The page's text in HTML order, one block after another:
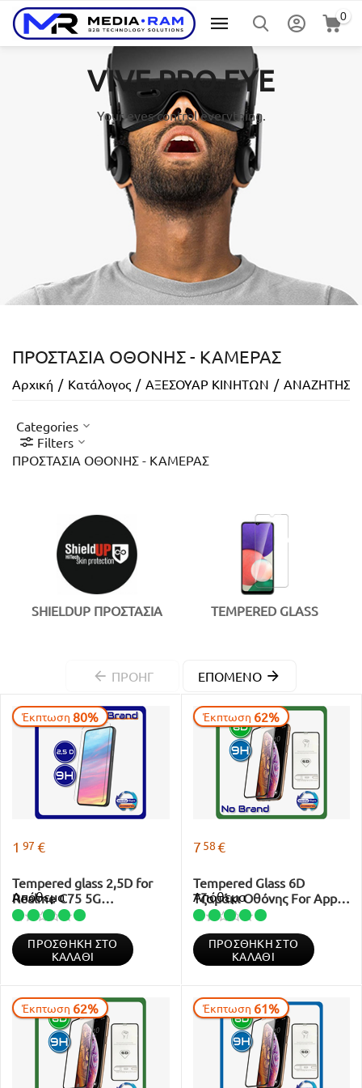
0
VIVE PRO EYE
Your eyes control everything.
ΠΡΟΣΤΑΣΙΑ ΟΘΟΝΗΣ - ΚΑΜΕΡΑΣ
Αρχική / Κατάλογος / ΑΞΕΣΟΥΑΡ ΚΙΝΗΤΩΝ / ΑΝΑΖΗΤΗΣΗ
Categories
Filters
ΠΡΟΣΤΑΣΙΑ ΟΘΟΝΗΣ - ΚΑΜΕΡΑΣ
SHIELDUP ΠΡΟΣΤΑΣΙΑ TEMPERED GLASS
ΠΡΟΗΓ ΕΠΌΜΕΝΟ
Έκπτωση 80%
1 97 €
Tempered glass 2,5D for
Realme C75 5G
Transparent Διάφανο 9H
Απόθεμα
ΠΡΟΣΘΉΚΗ ΣΤΟ
ΚΑΛΆΘΙ
Έκπτωση 62%
7 58€
Tempered Glass 6D
Τζαμάκι Οθόνης For Apple
iPhone 17 Pro Black
Απόθεμα
ΠΡΟΣΘΉΚΗ ΣΤΟ
ΚΑΛΆΘΙ
Έκπτωση 62% Έκπτωση 61%